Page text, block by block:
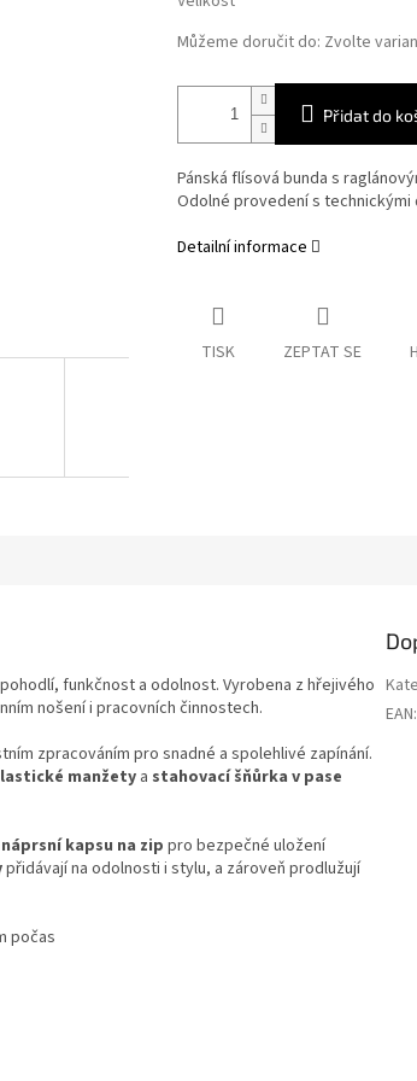
Můžeme doručit do: Zvolte
Přidat do
Pánská flísová bunda s
Odolné provedení s
Detailní informace
TISK ZEPTAT SE
funkčnost a odolnost. Vyrobena z hřejivého
nošení i pracovních činnostech.
zpracováním pro snadné a spolehlivé zapínání.
manžetya stahovací šňůrka v pase
kapsu na zippro bezpečné uložení
přidávají na odolnosti i stylu, a zároveň prodlužují
počas
EAN: